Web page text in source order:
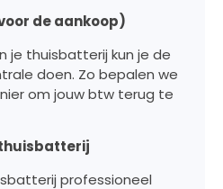
de aankoop)
je thuisbatterij kun je de
doen. Zo bepalen we
om jouw btw terug te
professioneel